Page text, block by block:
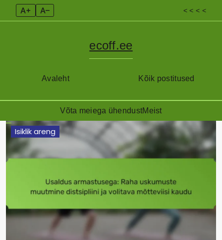
A+ A– < < < <
Avaleht
ecoff.ee
Kõik postitused
Võta meiega ühendustMeist
Skip
content
Isiklik areng